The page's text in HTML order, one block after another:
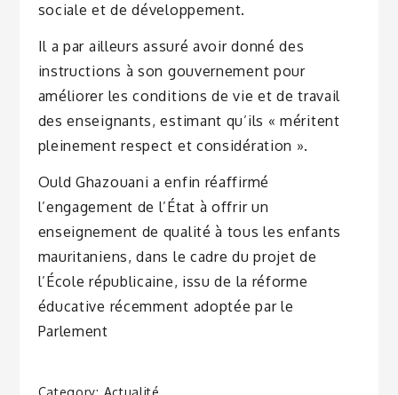
sociale et de développement.
Il a par ailleurs assuré avoir donné des
instructions à son gouvernement pour
améliorer les conditions de vie et de travail
des enseignants, estimant qu’ils « méritent
pleinement respect et considération ».
Ould Ghazouani a enfin réaffirmé
l’engagement de l’État à offrir un
enseignement de qualité à tous les enfants
mauritaniens, dans le cadre du projet de
l’École républicaine, issu de la réforme
éducative récemment adoptée par le
Parlement
Category: Actualité